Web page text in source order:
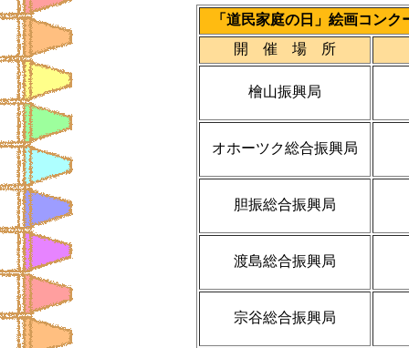
「道民家庭の日」絵画コン
開 催 場 所
檜山振興局
オホーツク総合振興局
胆振総合振興局
渡島総合振興局
宗谷総合振興局